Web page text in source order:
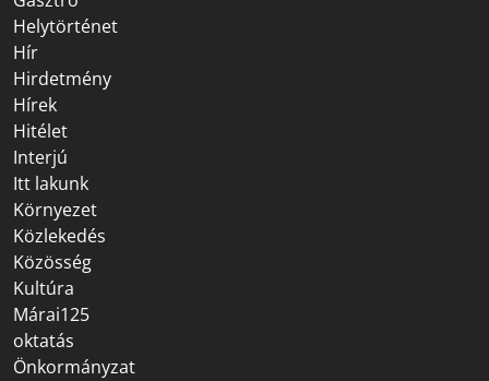
Helytörténet
Hír
Hirdetmény
Hírek
Hitélet
Interjú
Itt lakunk
Környezet
Közlekedés
Közösség
Kultúra
Márai125
oktatás
Önkormányzat